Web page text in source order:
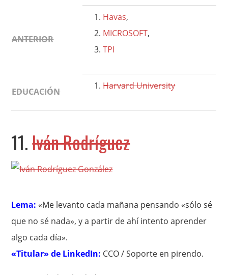
ANTERIOR
Havas,
MICROSOFT,
TPI
EDUCACIÓN
Harvard University
11.Iván Rodríguez
Lema: «Me levanto cada mañana pensando «sólo sé
que no sé nada», y a partir de ahí intento aprender
algo cada día».
«Titular» de LinkedIn: CCO / Soporte en pirendo.